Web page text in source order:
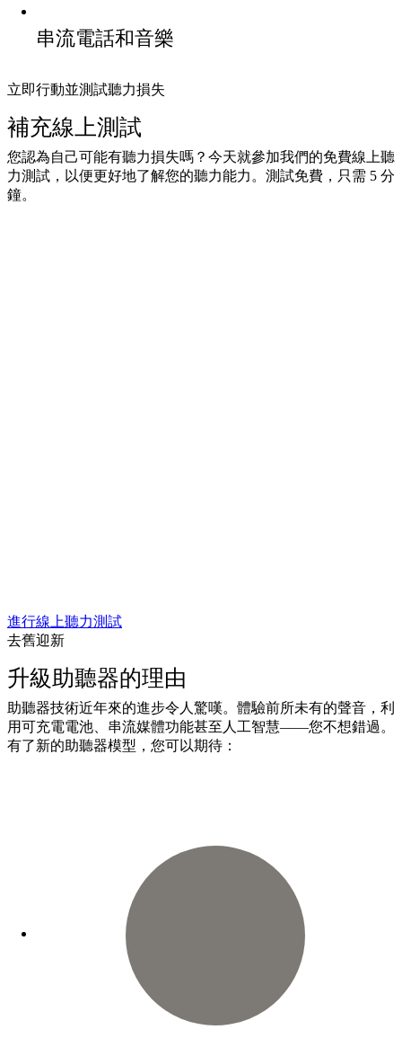
串流電話和音樂
立即行動並測試聽力損失
補充線上測試
您認為自己可能有聽力損失嗎？今天就參加我們的免費線上聽
力測試，以便更好地了解您的聽力能力。測試免費，只需 5 分
鐘。
進行線上聽力測試
去舊迎新
升級助聽器的理由
助聽器技術近年來的進步令人驚嘆。體驗前所未有的聲音，利
用可充電電池、串流媒體功能甚至人工智慧——您不想錯過。
有了新的助聽器模型，您可以期待：